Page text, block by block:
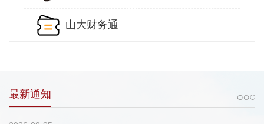
山大财务通
最新通知